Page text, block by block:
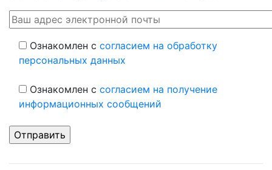
Ознакомлен с согласием на обработку
персональных данных
Ознакомлен с согласием на получение
информационных сообщений